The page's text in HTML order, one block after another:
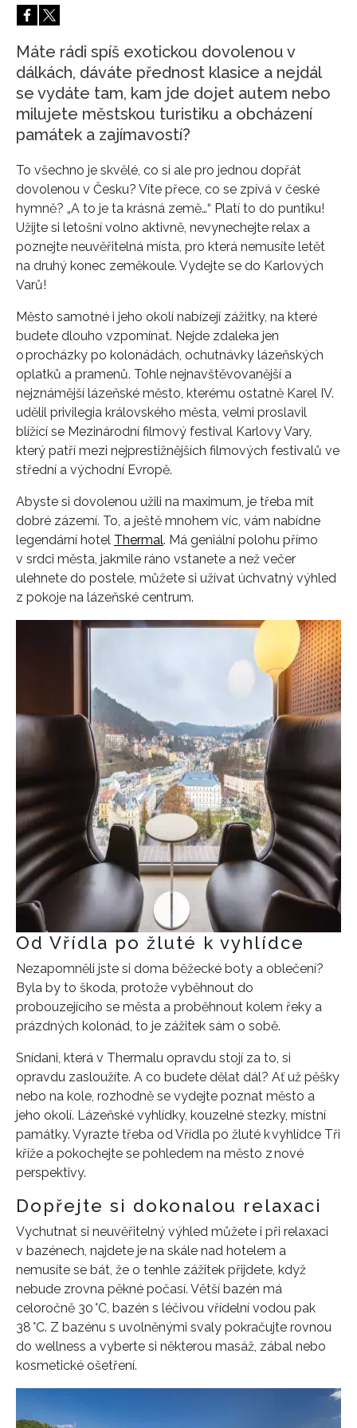
HOME
Máte rádi spíš exotickou dovolenou v
dálkách, dáváte přednost klasice a nejdál
se vydáte tam, kam jde dojet autem nebo
milujete městskou turistiku a obcházení
památek a zajímavostí?
To všechno je skvělé, co si ale pro jednou dopřát
dovolenou v Česku? Víte přece, co se zpívá v české
hymně? „A to je ta krásná země…“ Platí to do puntíku!
Užijte si letošní volno aktivně, nevynechejte relax a
poznejte neuvěřitelná místa, pro která nemusíte letět
na druhý konec zeměkoule. Vydejte se do Karlových
Varů!
Město samotné i jeho okolí nabízejí zážitky, na které
budete dlouho vzpomínat. Nejde zdaleka jen
o procházky po kolonádách, ochutnávky lázeňských
oplatků a pramenů. Tohle nejnavštěvovanější a
nejznámější lázeňské město, kterému ostatně Karel IV.
udělil privilegia královského města, velmi proslavil
blížící se Mezinárodní filmový festival Karlovy Vary,
který patří mezi nejprestižnějších filmových festivalů ve
střední a východní Evropě.
Abyste si dovolenou užili na maximum, je třeba mít
dobré zázemí. To, a ještě mnohem víc, vám nabídne
legendární hotel Thermal. Má geniální polohu přímo
v srdci města, jakmile ráno vstanete a než večer
ulehnete do postele, můžete si užívat úchvatný výhled
z pokoje na lázeňské centrum.
Od Vřídla po žluté k vyhlídce
Nezapomněli jste si doma běžecké boty a oblečení?
Byla by to škoda, protože vyběhnout do
probouzejícího se města a proběhnout kolem řeky a
prázdných kolonád, to je zážitek sám o sobě.
Snídani, která v Thermalu opravdu stojí za to, si
opravdu zasloužíte. A co budete dělat dál? Ať už pěšky
nebo na kole, rozhodně se vydejte poznat město a
jeho okolí. Lázeňské vyhlídky, kouzelné stezky, místní
památky. Vyrazte třeba od Vřídla po žluté k vyhlídce Tři
kříže a pokochejte se pohledem na město z nové
perspektivy.
Dopřejte si dokonalou relaxaci
Vychutnat si neuvěřitelný výhled můžete i při relaxaci
v bazénech, najdete je na skále nad hotelem a
nemusíte se bát, že o tenhle zážitek přijdete, když
nebude zrovna pěkné počasí. Větší bazén má
celoročně 30 °C, bazén s léčivou vřídelní vodou pak
38 °C. Z bazénu s uvolněnými svaly pokračujte rovnou
do wellness a vyberte si některou masáž, zábal nebo
kosmetické ošetření.